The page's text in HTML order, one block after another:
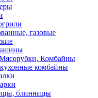
газовые
Комбайны
комбайны
блинницы